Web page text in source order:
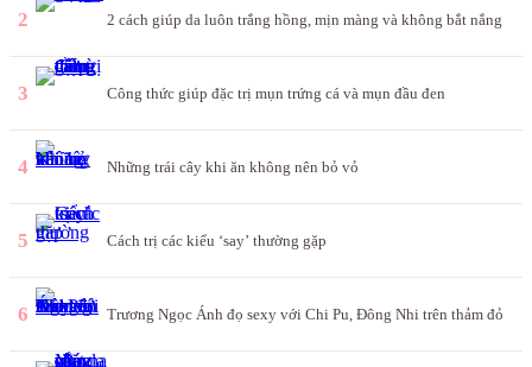
2 2 cách giúp da luôn trắng hồng, mịn màng và không bắt nắng
3 Công thức giúp đặc trị mụn trứng cá và mụn đầu đen
4 Những trái cây khi ăn không nên bỏ vỏ
5 Cách trị các kiểu ‘say’ thường gặp
6 Trương Ngọc Ánh đọ sexy với Chi Pu, Đông Nhi trên thảm đỏ